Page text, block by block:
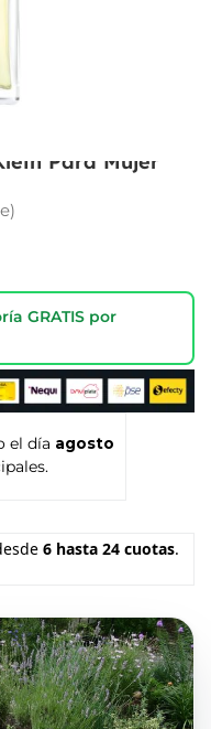
Para Mujer
GRATIS por
el día agosto